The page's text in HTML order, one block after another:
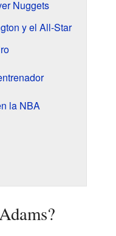
Nuggets
y el All-Star
la NBA